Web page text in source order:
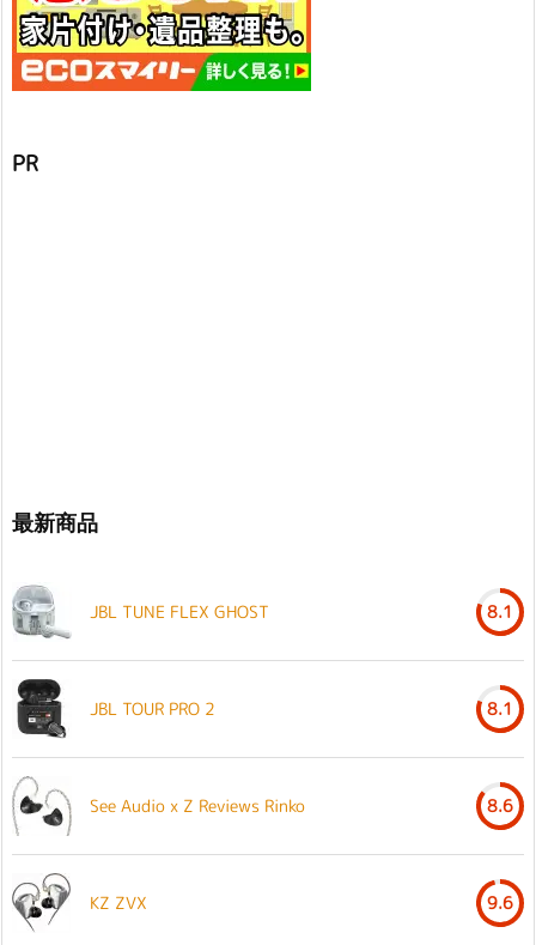
PR
最新商品
JBL TUNE FLEX GHOST 8.1
JBL TOUR PRO 2 8.1
See Audio x Z Reviews Rinko 8.6
KZ ZVX 9.6